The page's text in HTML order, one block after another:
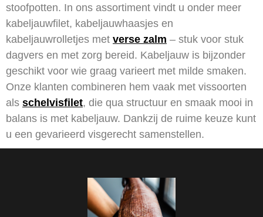
stoofpotten. In ons assortiment vindt u onder meer
kabeljauwfilet, kabeljauwhaasjes en
kabeljauwrolletjes met verse zalm – stuk voor stuk
dagvers en met zorg bereid. Kabeljauw is bijzonder
geschikt voor wie graag varieert met milde smaken.
Onze klanten combineren hem vaak met vissoorten
als schelvisfilet, die qua structuur en smaak mooi in
balans is met kabeljauw. Dankzij de ruime keuze kunt
u een gevarieerd visgerecht samenstellen.